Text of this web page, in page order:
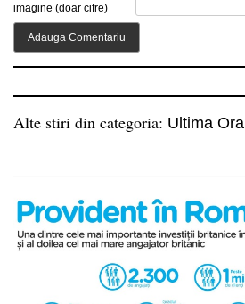
imagine (doar cifre)
Alte stiri din categoria: Ultima Ora